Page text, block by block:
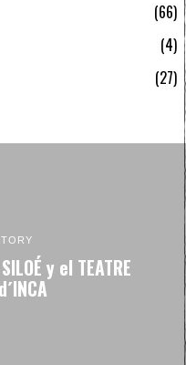
66
4
27
y el TEATRE